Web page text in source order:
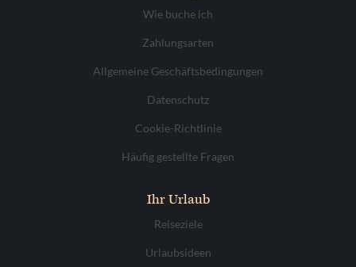
Wie buche ich
Zahlungsarten
Allgemeine Geschäftsbedingungen
Datenschutz
Cookie-Richtlinie
Häufig gestellte Fragen
Ihr Urlaub
Reiseziele
Urlaubsideen